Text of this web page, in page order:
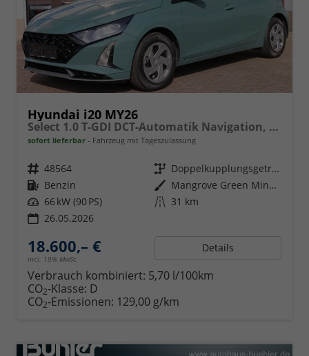
Hyundai i20 MY26
Select 1.0 T-GDI DCT-Automatik Navigation, Sitzheizung
sofort lieferbar Fahrzeug mit Tageszulassung
Fahrzeugnr. 48564 Getriebe
Doppelkupplungsgetriebe (DSG)
Kraftstoff Benzin Außenfarbe
Mangrove Green Mineraleffekt
Leistung 66 kW (90 PS) Kilometerstand 31 km
26.05.2026
18.600,– €
incl. 19% MwSt.
Details
Verbrauch kombiniert: 5,70 l/100km
CO2-Klasse: D
CO2-Emissionen: 129,00 g/km